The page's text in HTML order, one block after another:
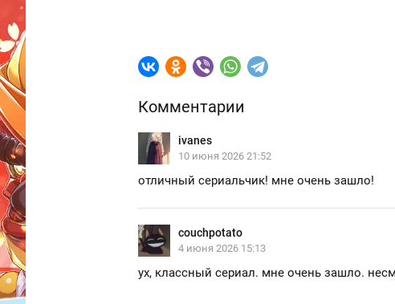
Комментарии
ivanes
10 июня 2026 21:52
отличный сериальчик! мне очень зашло!
couchpotato
4 июня 2026 15:13
ух, классный сериал. мне очень зашло.